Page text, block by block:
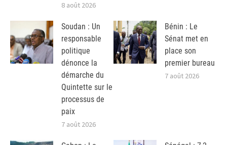
8 août 2026
Soudan : Un
responsable
politique
dénonce la
démarche du
Quintette sur le
processus de
paix
7 août 2026
Bénin : Le
Sénat met en
place son
premier bureau
7 août 2026